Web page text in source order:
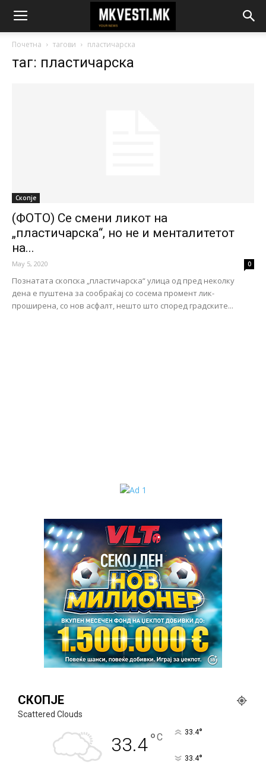
Почетна тагови пластичарска
таг: пластичарска
Скопје
(ФОТО) Се смени ликот на
„пластичарска“, но не и менталитетот
на...
May 5, 2020 0
Познатата скопска „пластичарска“ улица од пред неколку
дена е пуштена за сообраќај со сосема промент лик-
проширена, со нов асфалт, нешто што според градските...
СКОПЈЕ
Scattered Clouds
33.4°C 33.4°
33.4°